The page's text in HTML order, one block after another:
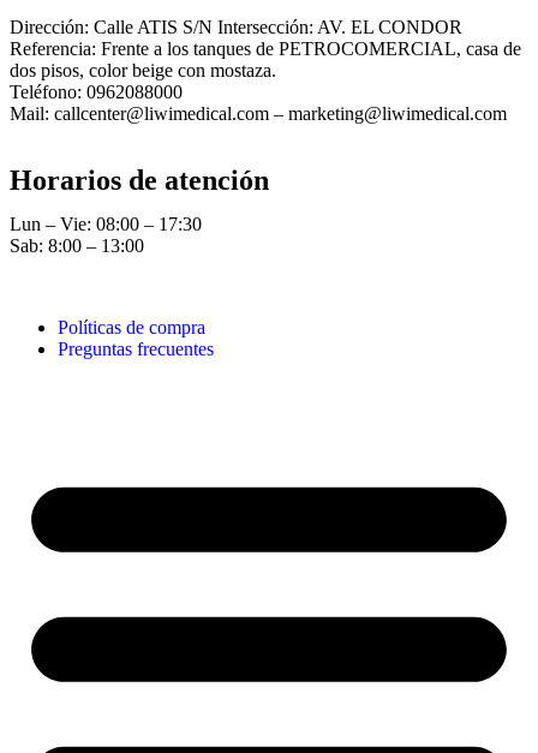
Dirección: Calle ATIS S/N Intersección: AV. EL CONDOR
Referencia: Frente a los tanques de PETROCOMERCIAL, casa de
dos pisos, color beige con mostaza.
Teléfono: 0962088000
Mail: callcenter@liwimedical.com – marketing@liwimedical.com
Horarios de atención
Lun – Vie: 08:00 – 17:30
Sab: 8:00 – 13:00
Políticas de compra
Preguntas frecuentes